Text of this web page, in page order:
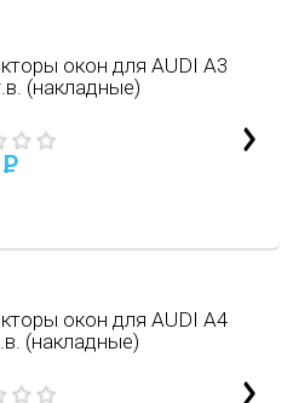
окон для AUDI A3
(накладные)
P
окон для AUDI A4
(накладные)